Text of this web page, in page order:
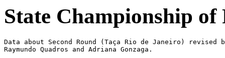
State Championship of
Data about Second Round (Taça Rio de Janeiro) revised
Raymundo Quadros and Adriana Gonzaga.